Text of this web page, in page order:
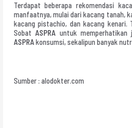
Terdapat beberapa rekomendasi
manfaatnya, mulai dari kacang tanah,
kacang pistachio, dan kacang
SobatASPRA untuk memperhatikan
ASPRAkonsumsi, sekalipun banyak
Sumber : alodokter.com